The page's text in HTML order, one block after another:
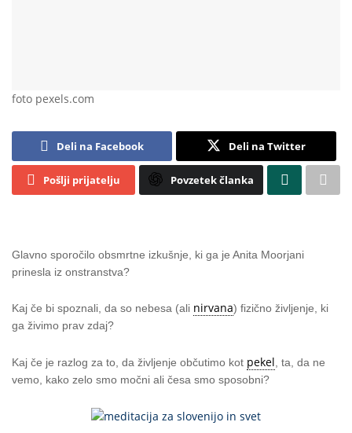
foto pexels.com
Deli na Facebook Deli na Twitter
Pošlji prijatelju Povzetek članka
Glavno sporočilo obsmrtne izkušnje, ki ga je Anita Moorjani
prinesla iz onstranstva?
Kaj če bi spoznali, da so nebesa (ali nirvana) fizično življenje, ki
ga živimo prav zdaj?
Kaj če je razlog za to, da življenje občutimo kot pekel , ta, da ne
vemo, kako zelo smo močni ali česa smo sposobni?